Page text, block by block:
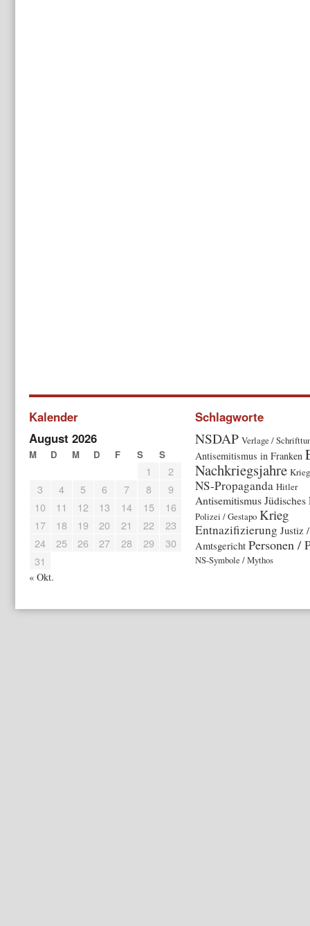
Kalender
August 2026
M D M D F S S
1
2
3
4 5 6 7 8
9
10
11 12 13 14 15
16
17
18 19 20 21 22
23
24
25 26 27 28 29
30
31
« Okt.
Schlagworte
NSDAP Verlage /
Antisemitismus in Franken
Nachkriegsjahre
NS-Propaganda Hitler
AntisemitismusJüdisches
Polizei / Gestapo Krieg
Entnazifizierung Justiz /
Amtsgericht Personen /
NS-Symbole / Mythos